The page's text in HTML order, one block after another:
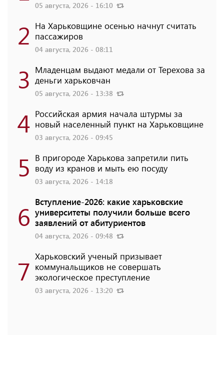
05 августа, 2026 - 16:10
2 На Харьковщине осенью начнут считать
пассажиров
04 августа, 2026 - 08:11
3 Младенцам выдают медали от Терехова за
деньги харьковчан
05 августа, 2026 - 13:38
4 Российская армия начала штурмы за
новый населенный пункт на Харьковщине
03 августа, 2026 - 09:45
5 В пригороде Харькова запретили пить
воду из кранов и мыть ею посуду
03 августа, 2026 - 14:18
6 Вступление-2026: какие харьковские
университеты получили больше всего
заявлений от абитуриентов
04 августа, 2026 - 09:48
7 Харьковский ученый призывает
коммунальщиков не совершать
экологическое преступление
03 августа, 2026 - 13:20